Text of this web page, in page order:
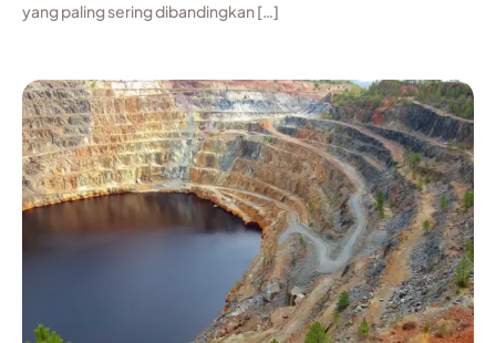
yang paling sering dibandingkan […]